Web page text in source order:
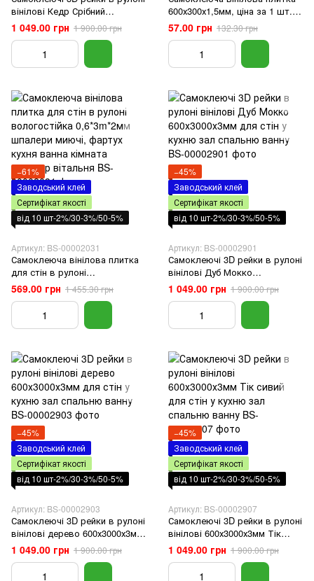
вінілові Кедр Срібний
600х3000х3мм для стін у кухню
зал спальню ванну
1 049.00 грн 1 900.00 грн
600х300х1,5мм, ціна за 1 шт.
(СВП-108) Матова SW-
00000497
57.00 грн 132.30 грн
−61%
Заводський клей
Сертифікат якості
від 10 шт-2%/30-3%/50-5%
Артикул: BS-00002031
Самоклеюча вінілова плитка
для стін в рулоні
вологостійка 0,6*3m*2мм
шпалери миючі, фартух кухня
ванна кімната коридор
вітальня
569.00 грн 1 455.30 грн
−45%
Заводський клей
Сертифікат якості
від 10 шт-2%/30-3%/50-5%
Артикул: BS-00002901
Самоклеючі 3D рейки в рулоні
вінілові Дуб Мокко
600х3000х3мм для стін у кухню
зал спальню ванну
1 049.00 грн 1 900.00 грн
−45%
Заводський клей
Сертифікат якості
від 10 шт-2%/30-3%/50-5%
Артикул: BS-00002903
Самоклеючі 3D рейки в рулоні
вінілові дерево 600х3000х3мм
для стін у кухню зал спальню
ванну
1 049.00 грн 1 900.00 грн
−45%
Заводський клей
Сертифікат якості
від 10 шт-2%/30-3%/50-5%
Артикул: BS-00002907
Самоклеючі 3D рейки в рулоні
вінілові 600х3000х3мм Тік
сивий для стін у кухню зал
спальню ванну
1 049.00 грн 1 900.00 грн